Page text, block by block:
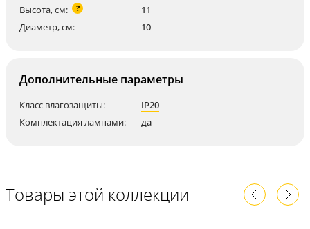
Высота, см: ?
11
Диаметр, см:
10
Дополнительные параметры
Класс влагозащиты:
IP20
Комплектация лампами:
да
Товары этой коллекции